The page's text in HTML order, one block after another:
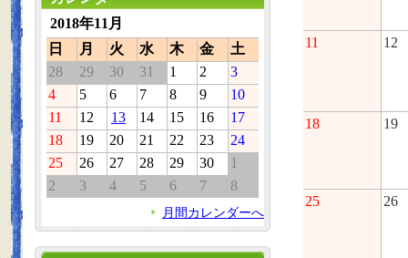
11 12
18 19
25 26
2018年11月
日
月 火 水 木 金
土
28
29 30 31 1 2
3
4
5 6 7 8 9
10
11
12 13 14 15 16
17
18
19 20 21 22 23
24
25
26 27 28 29 30
1
2
3 4 5 6 7 8
月間カレンダーへ